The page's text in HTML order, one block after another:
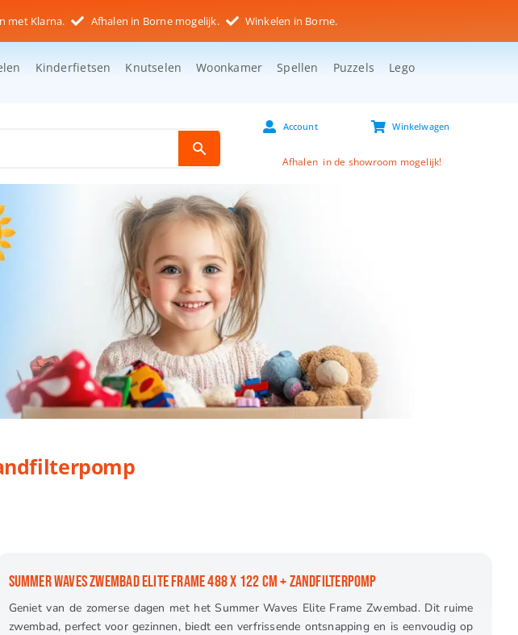
met Klarna. Afhalen in Borne mogelijk. Winkelen in Borne.
Kinderfietsen Knutselen Woonkamer Spellen Puzzels Lego
Account Winkelwagen
Afhalen in de showroom mogelijk!
SUMMER WAVES ZWEMBAD ELITE FRAME 488 X 122 CM + ZANDFILTERPOMP
Geniet van de zomerse dagen met het Summer Waves Elite Frame Zwembad. Dit ruime
zwembad, perfect voor gezinnen, biedt een verfrissende ontsnapping en is eenvoudig op